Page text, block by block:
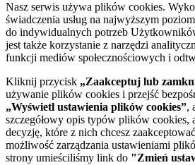
Nasz serwis używa plików cookies.
świadczenia usług na najwyższym
do indywidualnych potrzeb
jest także korzystanie z narzędzi
funkcji mediów społecznościowych i
Kliknij przycisk „Zaakceptuj lub
używanie plików cookies i przejść
„Wyświetl ustawienia plików cookies”,
szczegółowy opis typów plików cookies,
decyzję, które z nich chcesz
możliwość zarządzania ustawieniami
strony umieściliśmy link do "Zmień